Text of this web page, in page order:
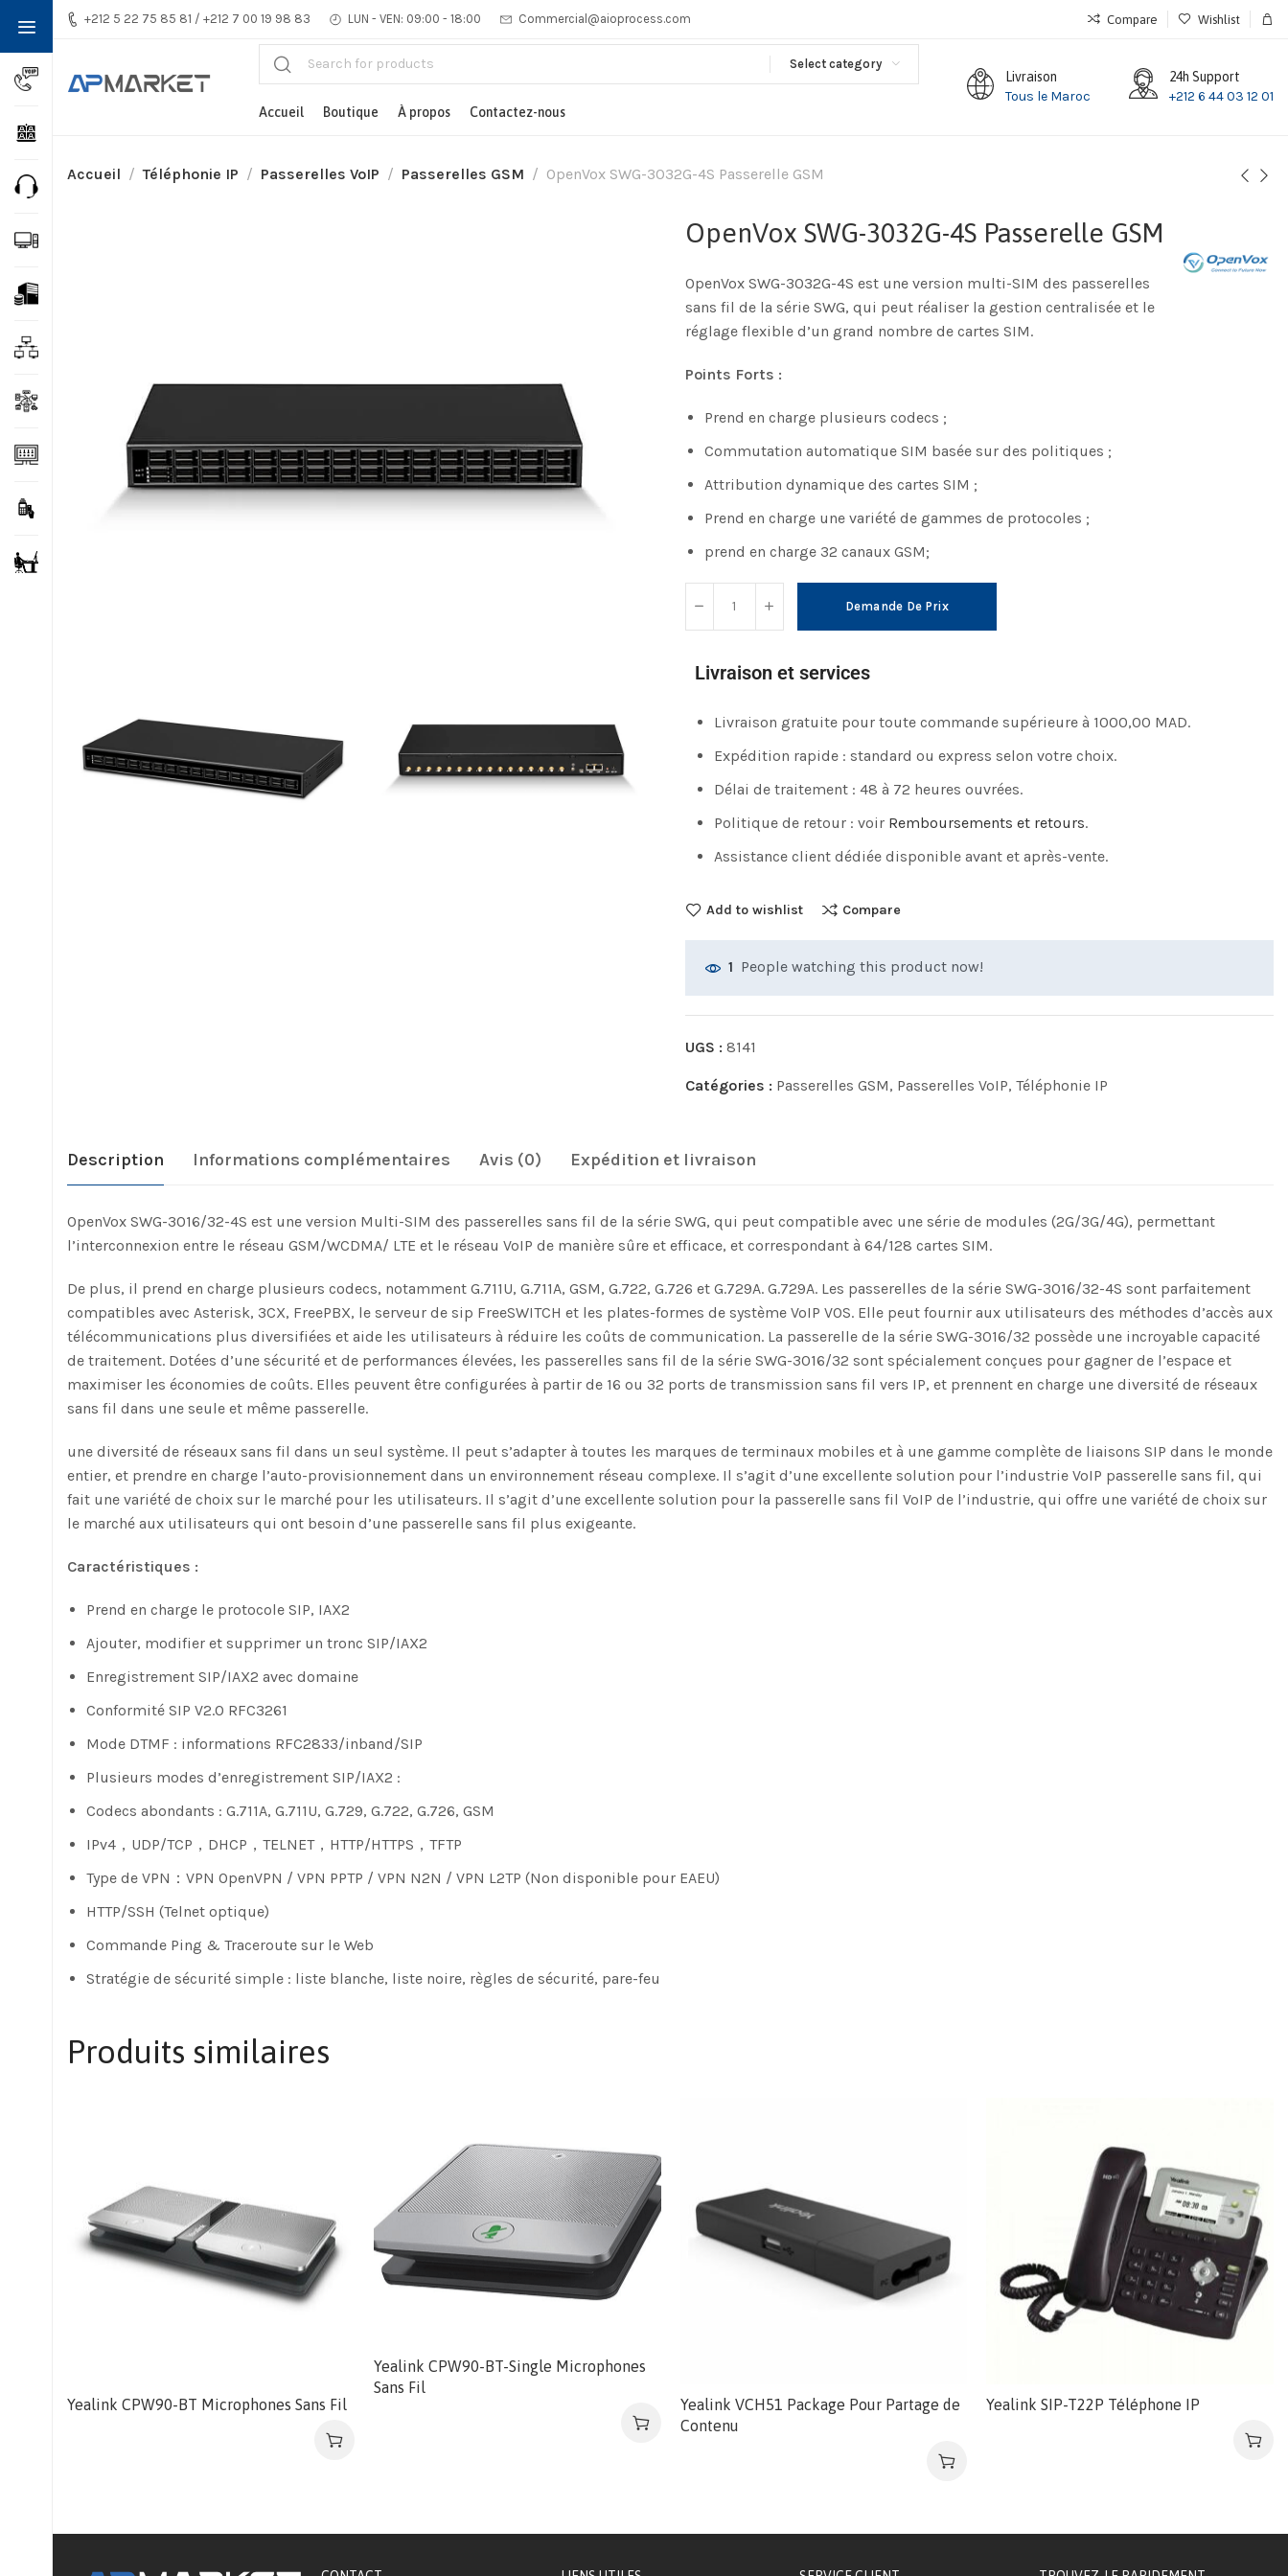
+212 5 22 75 85 81 / +212 7 00 19 98 83 LUN - VEN: 09:00 - 18:00 Commercial@aioprocess.com Compare Wishlist
Select category
Accueil Boutique À propos Contactez-nous
Livraison
Tous le Maroc
24h Support
+212 6 44 03 12 01
Accueil Téléphonie IP Passerelles VoIP Passerelles GSM OpenVox SWG-3032G-4S Passerelle GSM
OpenVox SWG-3032G-4S Passerelle GSM
OpenVox SWG-3032G-4S est une version multi-SIM des passerelles
sans fil de la série SWG, qui peut réaliser la gestion centralisée et le
réglage flexible d’un grand nombre de cartes SIM.
Points Forts :
Prend en charge plusieurs codecs ;
Commutation automatique SIM basée sur des politiques ;
Attribution dynamique des cartes SIM ;
Prend en charge une variété de gammes de protocoles ;
prend en charge 32 canaux GSM;
Demande De Prix
Livraison et services
Livraison gratuite pour toute commande supérieure à 1000,00 MAD.
Expédition rapide : standard ou express selon votre choix.
Délai de traitement : 48 à 72 heures ouvrées.
Politique de retour : voir Remboursements et retours.
Assistance client dédiée disponible avant et après-vente.
Add to wishlist Compare
1 People watching this product now!
UGS : 8141
Catégories : Passerelles GSM, Passerelles VoIP, Téléphonie IP
Description Informations complémentaires Avis (0) Expédition et livraison
OpenVox SWG-3016/32-4S est une version Multi-SIM des passerelles sans fil de la série SWG, qui peut compatible avec une série de modules (2G/3G/4G), permettant
l’interconnexion entre le réseau GSM/WCDMA/ LTE et le réseau VoIP de manière sûre et efficace, et correspondant à 64/128 cartes SIM.
De plus, il prend en charge plusieurs codecs, notamment G.711U, G.711A, GSM, G.722, G.726 et G.729A. G.729A. Les passerelles de la série SWG-3016/32-4S sont parfaitement
compatibles avec Asterisk, 3CX, FreePBX, le serveur de sip FreeSWITCH et les plates-formes de système VoIP VOS. Elle peut fournir aux utilisateurs des méthodes d’accès aux
télécommunications plus diversifiées et aide les utilisateurs à réduire les coûts de communication. La passerelle de la série SWG-3016/32 possède une incroyable capacité
de traitement. Dotées d’une sécurité et de performances élevées, les passerelles sans fil de la série SWG-3016/32 sont spécialement conçues pour gagner de l’espace et
maximiser les économies de coûts. Elles peuvent être configurées à partir de 16 ou 32 ports de transmission sans fil vers IP, et prennent en charge une diversité de réseaux
sans fil dans une seule et même passerelle.
une diversité de réseaux sans fil dans un seul système. Il peut s’adapter à toutes les marques de terminaux mobiles et à une gamme complète de liaisons SIP dans le monde
entier, et prendre en charge l’auto-provisionnement dans un environnement réseau complexe. Il s’agit d’une excellente solution pour l’industrie VoIP passerelle sans fil, qui
fait une variété de choix sur le marché pour les utilisateurs. Il s’agit d’une excellente solution pour la passerelle sans fil VoIP de l’industrie, qui offre une variété de choix sur
le marché aux utilisateurs qui ont besoin d’une passerelle sans fil plus exigeante.
Caractéristiques :
Prend en charge le protocole SIP, IAX2
Ajouter, modifier et supprimer un tronc SIP/IAX2
Enregistrement SIP/IAX2 avec domaine
Conformité SIP V2.0 RFC3261
Mode DTMF : informations RFC2833/inband/SIP
Plusieurs modes d’enregistrement SIP/IAX2 :
Codecs abondants : G.711A, G.711U, G.729, G.722, G.726, GSM
IPv4，UDP/TCP，DHCP，TELNET，HTTP/HTTPS，TFTP
Type de VPN：VPN OpenVPN / VPN PPTP / VPN N2N / VPN L2TP (Non disponible pour EAEU)
HTTP/SSH (Telnet optique)
Commande Ping & Traceroute sur le Web
Stratégie de sécurité simple : liste blanche, liste noire, règles de sécurité, pare-feu
Produits similaires
Yealink CPW90-BT Microphones Sans Fil
Yealink CPW90-BT-Single Microphones
Sans Fil
Yealink VCH51 Package Pour Partage de
Contenu
Yealink SIP-T22P Téléphone IP